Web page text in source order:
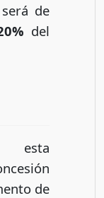
de
del
de